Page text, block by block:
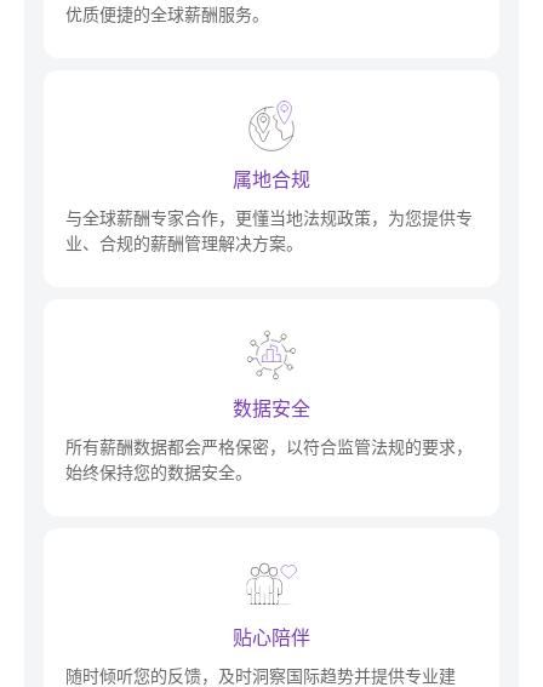
优质便捷的全球薪酬服务。
属地合规
与全球薪酬专家合作，更懂当地法规政策，为您提供专
业、合规的薪酬管理解决方案。
数据安全
所有薪酬数据都会严格保密，以符合监管法规的要求，
始终保持您的数据安全。
贴心陪伴
随时倾听您的反馈，及时洞察国际趋势并提供专业建